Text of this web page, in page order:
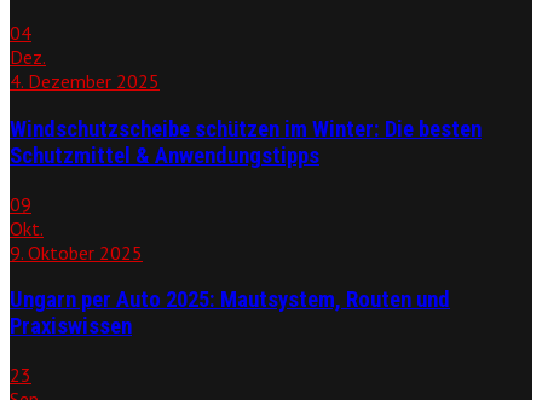
04
Dez.
4. Dezember 2025
Windschutzscheibe schützen im Winter: Die besten
Schutzmittel & Anwendungstipps
09
Okt.
9. Oktober 2025
Ungarn per Auto 2025: Mautsystem, Routen und
Praxiswissen
23